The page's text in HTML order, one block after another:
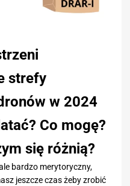
strefy
w 2024
Co mogę?
się różnią?
bardzo merytoryczny,
jeszcze czas żeby zrobić